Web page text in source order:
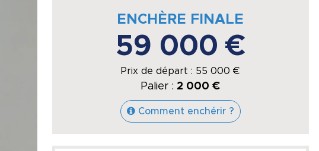
ENCHÈRE FINALE
59 000 €
Prix de départ : 55 000 €
Palier : 2 000 €
Comment enchérir ?